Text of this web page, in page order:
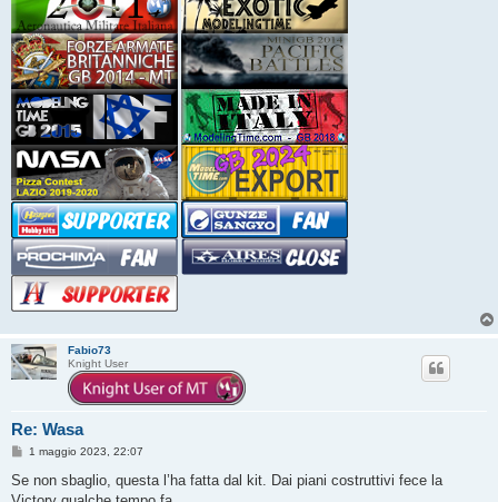
Fabio73
Knight User
Re: Wasa
M
s
1 maggio 2023, 22:07
Se non sbaglio, questa l’ha fatta dal kit. Dai piani costruttivi fece la